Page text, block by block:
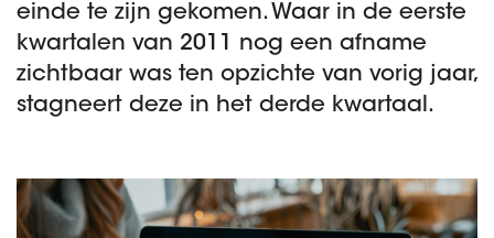
einde te zijn gekomen. Waar in de eerste
kwartalen van 2011 nog een afname
zichtbaar was ten opzichte van vorig jaar,
stagneert deze in het derde kwartaal.